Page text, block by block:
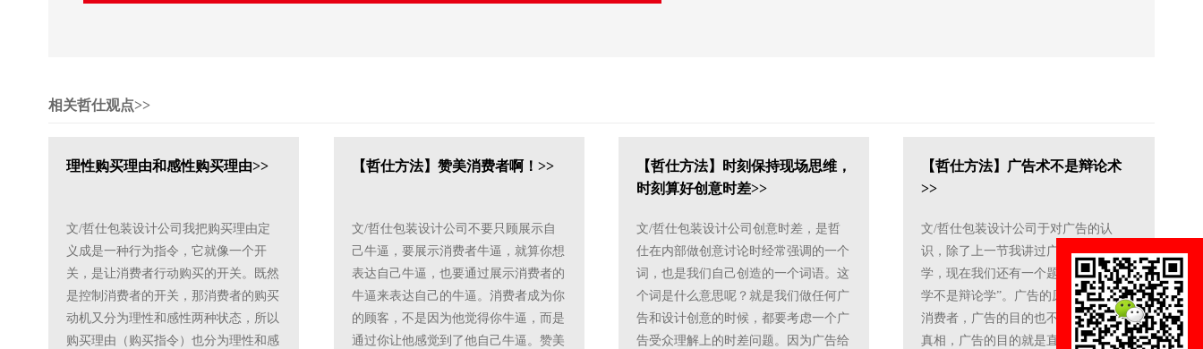
相关哲仕观点>>
理性购买理由和感性购买理由>>
文/哲仕包装设计公司我把购买理由定
义成是一种行为指令，它就像一个开
关，是让消费者行动购买的开关。既然
是控制消费者的开关，那消费者的购买
动机又分为理性和感性两种状态，所以
购买理由（购买指令）也分为理性和感
【哲仕方法】赞美消费者啊！>>
文/哲仕包装设计公司不要只顾展示自
己牛逼，要展示消费者牛逼，就算你想
表达自己牛逼，也要通过展示消费者的
牛逼来表达自己的牛逼。消费者成为你
的顾客，不是因为他觉得你牛逼，而是
通过你让他感觉到了他自己牛逼。赞美
【哲仕方法】时刻保持现场思维，
时刻算好创意时差>>
文/哲仕包装设计公司创意时差，是哲
仕在内部做创意讨论时经常强调的一个
词，也是我们自己创造的一个词语。这
个词是什么意思呢？就是我们做任何广
告和设计创意的时候，都要考虑一个广
告受众理解上的时差问题。因为广告给
【哲仕方法】广告术不是辩论术
>>
文/哲仕包装设计公司于对广告的认
识，除了上一节我讲过广告学即常识
学，现在我们还有一个题目，叫“广告
学不是辩论学”。广告的原理不是说服
消费者，广告的目的也不是追求真理和
真相，广告的目的就是直接召唤消费者